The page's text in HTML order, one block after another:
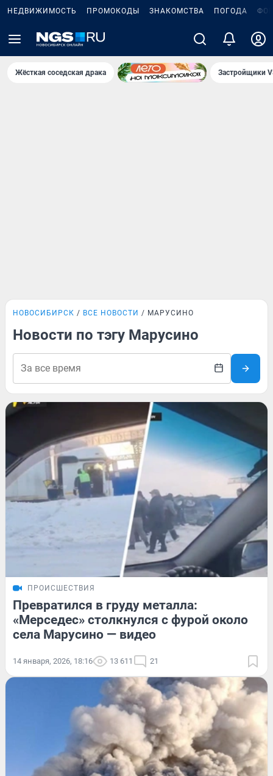
НЕДВИЖИМОСТЬ ПРОМОКОДЫ ЗНАКОМСТВА ПОГОДА
Жёсткая соседская драка Застройщики
НОВОСИБИРСК ВСЕ НОВОСТИ МАРУСИНО
Новости по тэгу Марусино
ПРОИСШЕСТВИЯ
Превратился в груду металла:
«Мерседес» столкнулся с фурой около
села Марусино — видео
14 января, 2026, 18:16 13 611 21